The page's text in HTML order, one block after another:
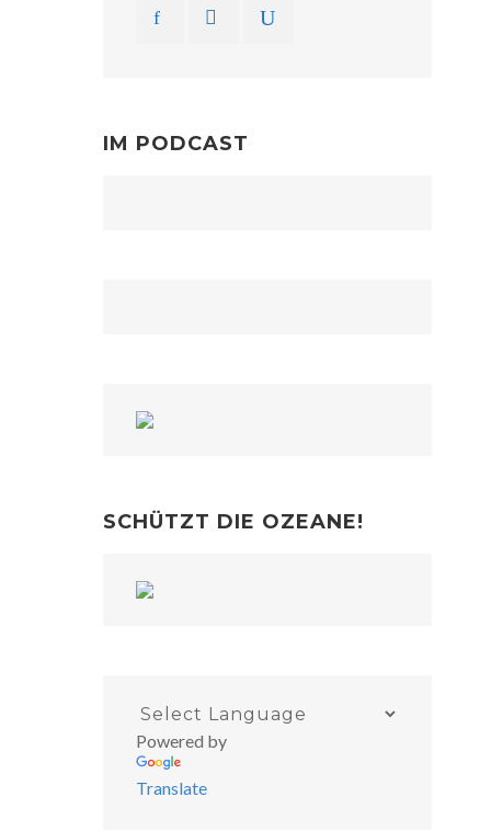
IM PODCAST
SCHÜTZT DIE OZEANE!
Powered by
Translate